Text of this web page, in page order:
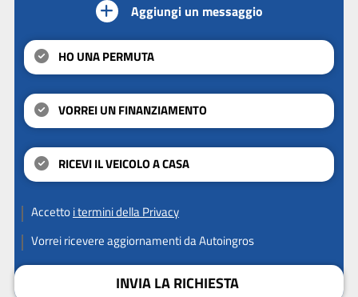
Aggiungi un messaggio
HO UNA PERMUTA
VORREI UN FINANZIAMENTO
RICEVI IL VEICOLO A CASA
Accettoi termini della Privacy
Vorrei ricevere aggiornamenti da Autoingros
INVIA LA RICHIESTA